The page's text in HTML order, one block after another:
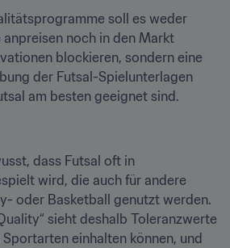
soll es weder
noch in den Markt
blockieren, sondern eine
der Futsal-Spielunterlagen
am besten geeignet sind.
dass Futsal oft in
wird, die auch für andere
oder Basketball genutzt werden.
sieht deshalb Toleranzwerte
einhalten können, und